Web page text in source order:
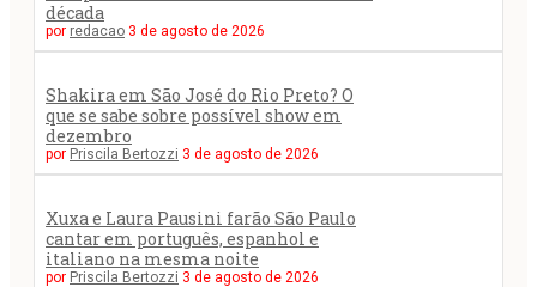
década
por redacao 3 de agosto de 2026
Shakira em São José do Rio Preto? O
que se sabe sobre possível show em
dezembro
por Priscila Bertozzi 3 de agosto de 2026
Xuxa e Laura Pausini farão São Paulo
cantar em português, espanhol e
italiano na mesma noite
por Priscila Bertozzi 3 de agosto de 2026